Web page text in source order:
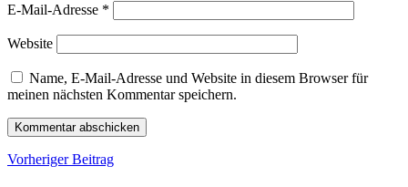
E-Mail-Adresse *
Website
Name, E-Mail-Adresse und Website in diesem Browser für
meinen nächsten Kommentar speichern.
Beitragsnavigation
Vorheriger BeitragVorheriger